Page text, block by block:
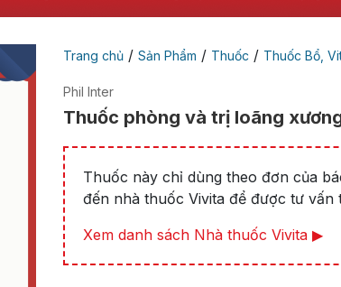
Trang chủ/ Sản Phẩm / Thuốc / Thuốc Bổ,
Phil Inter
Thuốc phòng và trị loãng
Thuốc này chỉ dùng theo đơn của
đến nhà thuốc Vivita để được tư vấn
Xem danh sách Nhà thuốc Vivita ▶